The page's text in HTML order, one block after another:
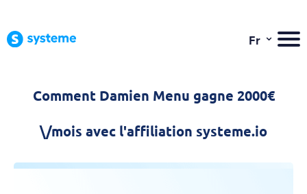
Fr ⌄
Comment Damien Menu gagne 2000€
\/mois avec l'affiliation systeme.io